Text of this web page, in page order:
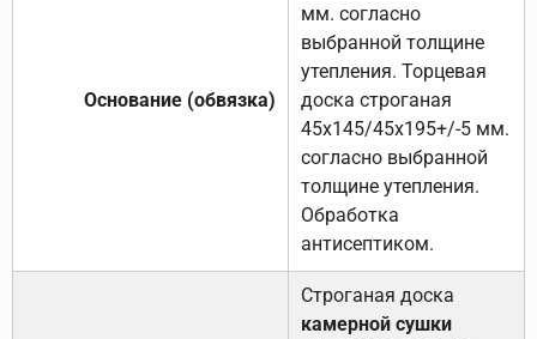
Основание (обвязка)
мм. согласно
выбранной толщине
утепления. Торцевая
доска строганая
45х145/45х195+/-5 мм.
согласно выбранной
толщине утепления.
Обработка
антисептиком.
Строганая доска
камерной сушки